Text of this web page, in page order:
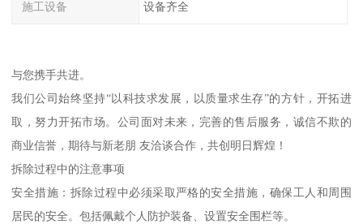
施工设备 设备齐全
与您携手共进。
我们公司始终坚持“以科技求发展，以质量求生存”的方针，开拓进
取，努力开拓市场。公司面对未来，完善的售后服务，诚信不欺的
商业信誉，期待与新老朋 友洽谈合作，共创明日辉煌！
拆除过程中的注意事项
安全措施：拆除过程中必须采取严格的安全措施，确保工人和周围
居民的安全。包括佩戴个人防护装备、设置安全围栏等。